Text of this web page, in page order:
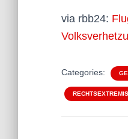
via rbb24:
Categories: